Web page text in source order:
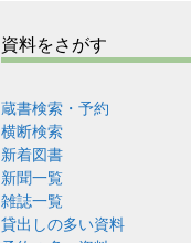
資料をさがす
蔵書検索・予約
横断検索
新着図書
新聞一覧
雑誌一覧
貸出しの多い資料